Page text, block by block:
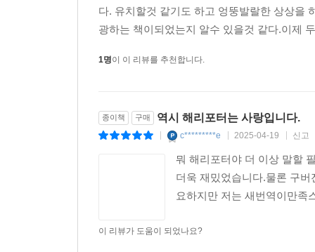
존재하며 그중 하나인 딱총나무 지팡이는 볼드
성물이 어디 있는지, 볼드모트와 대적할 방도
다. 유치할것 같기도 하고 엉뚱발랄한 상상을
광하는 책이되었는지 알수 있을것 같다.이제
1명이 이 리뷰를 추천합니다.
종이책 구매 역시 해리포터는 사랑입니다.
c*********e 2025-04-19 신고
뭐 해리포터야 더 이상 말할
더욱 재밌었습니다.물론 구
요하지만 저는 새번역이만족
이 리뷰가 도움이 되었나요?